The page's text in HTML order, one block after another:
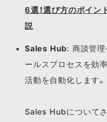
6選！選び方のポイン
説
Sales Hub: 商談管理
ールスプロセスを効
活動を自動化します。
Sales Hubに​ついて